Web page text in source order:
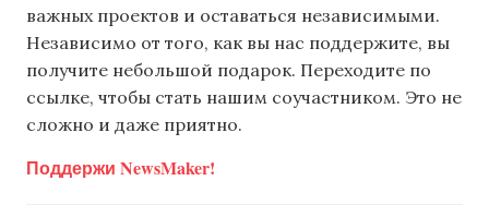
важных проектов и оставаться независимыми.
Независимо от того, как вы нас поддержите, вы
получите небольшой подарок. Переходите по
ссылке, чтобы стать нашим соучастником. Это не
сложно и даже приятно.
Поддержи NewsMaker!